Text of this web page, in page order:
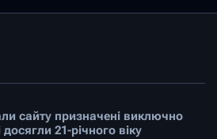
сайту призначені виключно
досягли 21-річного віку